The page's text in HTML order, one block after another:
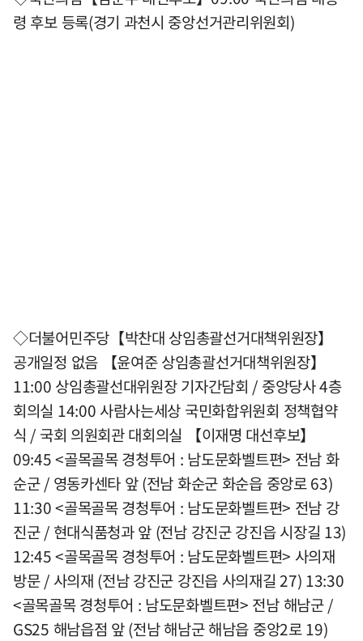
령 후보 등록(경기 과천시 중앙선거관리위원회)
◇더불어민주당【박찬대 상임총괄선거대책위원장】
공개일정 없음 【윤여준 상임총괄선거대책위원장】
11:00 상임총괄선대위원장 기자간담회 / 중앙당사 4층
회의실 14:00 사람사는세상 국민화합위원회 정책협약
식 / 국회 의원회관 대회의실 【이재명 대선후보】
09:45 <골목골목 경청투어 : 남도문화벨트편> 전남 화
순군 / 영동카센타 앞 (전남 화순군 화순읍 중앙로 63)
11:30 <골목골목 경청투어 : 남도문화벨트편> 전남 강
진군 / 현대식품청과 앞 (전남 강진군 강진읍 시장길 13)
12:45 <골목골목 경청투어 : 남도문화벨트편> 사의재
방문 / 사의재 (전남 강진군 강진읍 사의재길 27) 13:30
<골목골목 경청투어 : 남도문화벨트편> 전남 해남군 /
GS25 해남읍점 앞 (전남 해남군 해남읍 중앙2로 19)